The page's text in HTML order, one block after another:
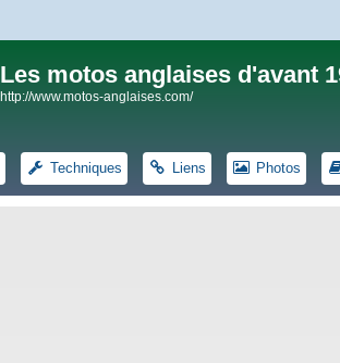
Les motos anglaises d'avant
http://www.motos-anglaises.com/
Techniques Liens Photos